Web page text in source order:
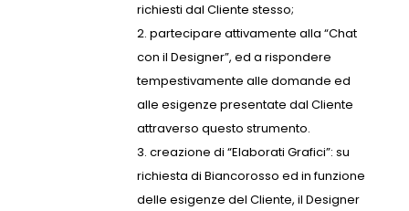
richiesti dal Cliente stesso;
partecipare attivamente alla “Chat
con il Designer”, ed a rispondere
tempestivamente alle domande ed
alle esigenze presentate dal Cliente
attraverso questo strumento.
creazione di “Elaborati Grafici”: su
richiesta di Biancorosso ed in funzione
delle esigenze del Cliente, il Designer